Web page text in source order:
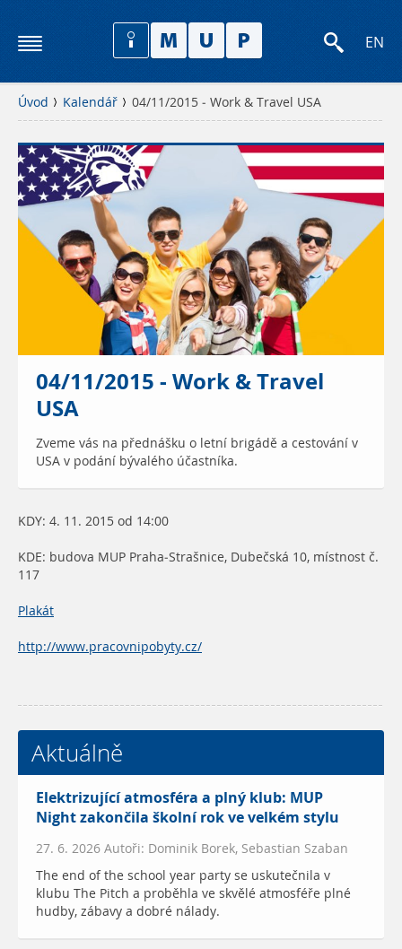
EN
Úvod Kalendář 04/11/2015 - Work & Travel USA
04/11/2015 - Work & Travel
USA
Zveme vás na přednášku o letní brigádě a cestování v
USA v podání bývalého účastníka.
KDY: 4. 11. 2015 od 14:00
KDE: budova MUP Praha-Strašnice, Dubečská 10, místnost č.
117
Plakát
http://www.pracovnipobyty.cz/
Aktuálně
Elektrizující atmosféra a plný klub: MUP
Night zakončila školní rok ve velkém stylu
27. 6. 2026 Autoři: Dominik Borek, Sebastian Szaban
The end of the school year party se uskutečnila v
klubu The Pitch a proběhla ve skvělé atmosféře plné
hudby, zábavy a dobré nálady.